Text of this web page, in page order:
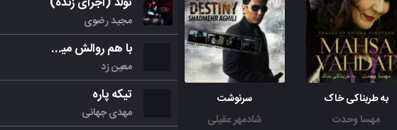
به طربناکی خاک
مهسا وحدت
سرنوشت
شادمهر عقیلی
مجید رضوی
با هم روالش میکنیم
معین زد
تیکه پاره
مهدی جهانی